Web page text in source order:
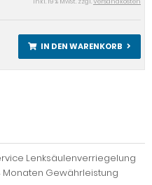
IN DEN WARENKORB
Lenksäulenverriegelung
Monaten Gewährleistung